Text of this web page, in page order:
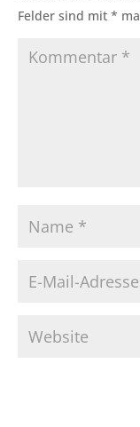
Felder sind mit *